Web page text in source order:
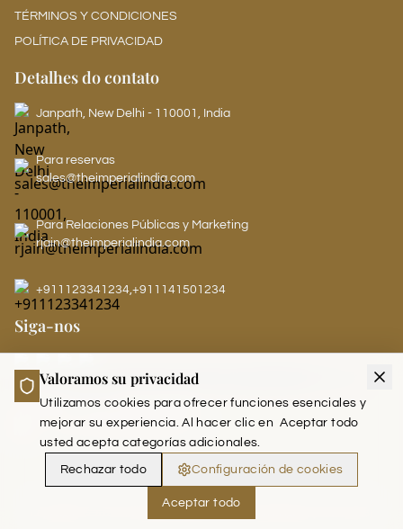
TÉRMINOS Y CONDICIONES
POLÍTICA DE PRIVACIDAD
Detalhes do contato
Janpath, New Delhi - 110001, India
Para reservas
sales@theimperialindia.com
Para Relaciones Públicas y Marketing
rjain@theimperialindia.com
+911123341234,+911141501234
Siga-nos
LEADERS CLUB - THE IMPERIAL
Copyright © 2026 The Imperial India. (Run and Managed by Akoi Saab)
Valoramos su privacidad
Utilizamos cookies para ofrecer funciones esenciales y
mejorar su experiencia. Al hacer clic en Aceptar todo
usted acepta categorías adicionales.
Rechazar todo Configuración de cookies
Aceptar todo